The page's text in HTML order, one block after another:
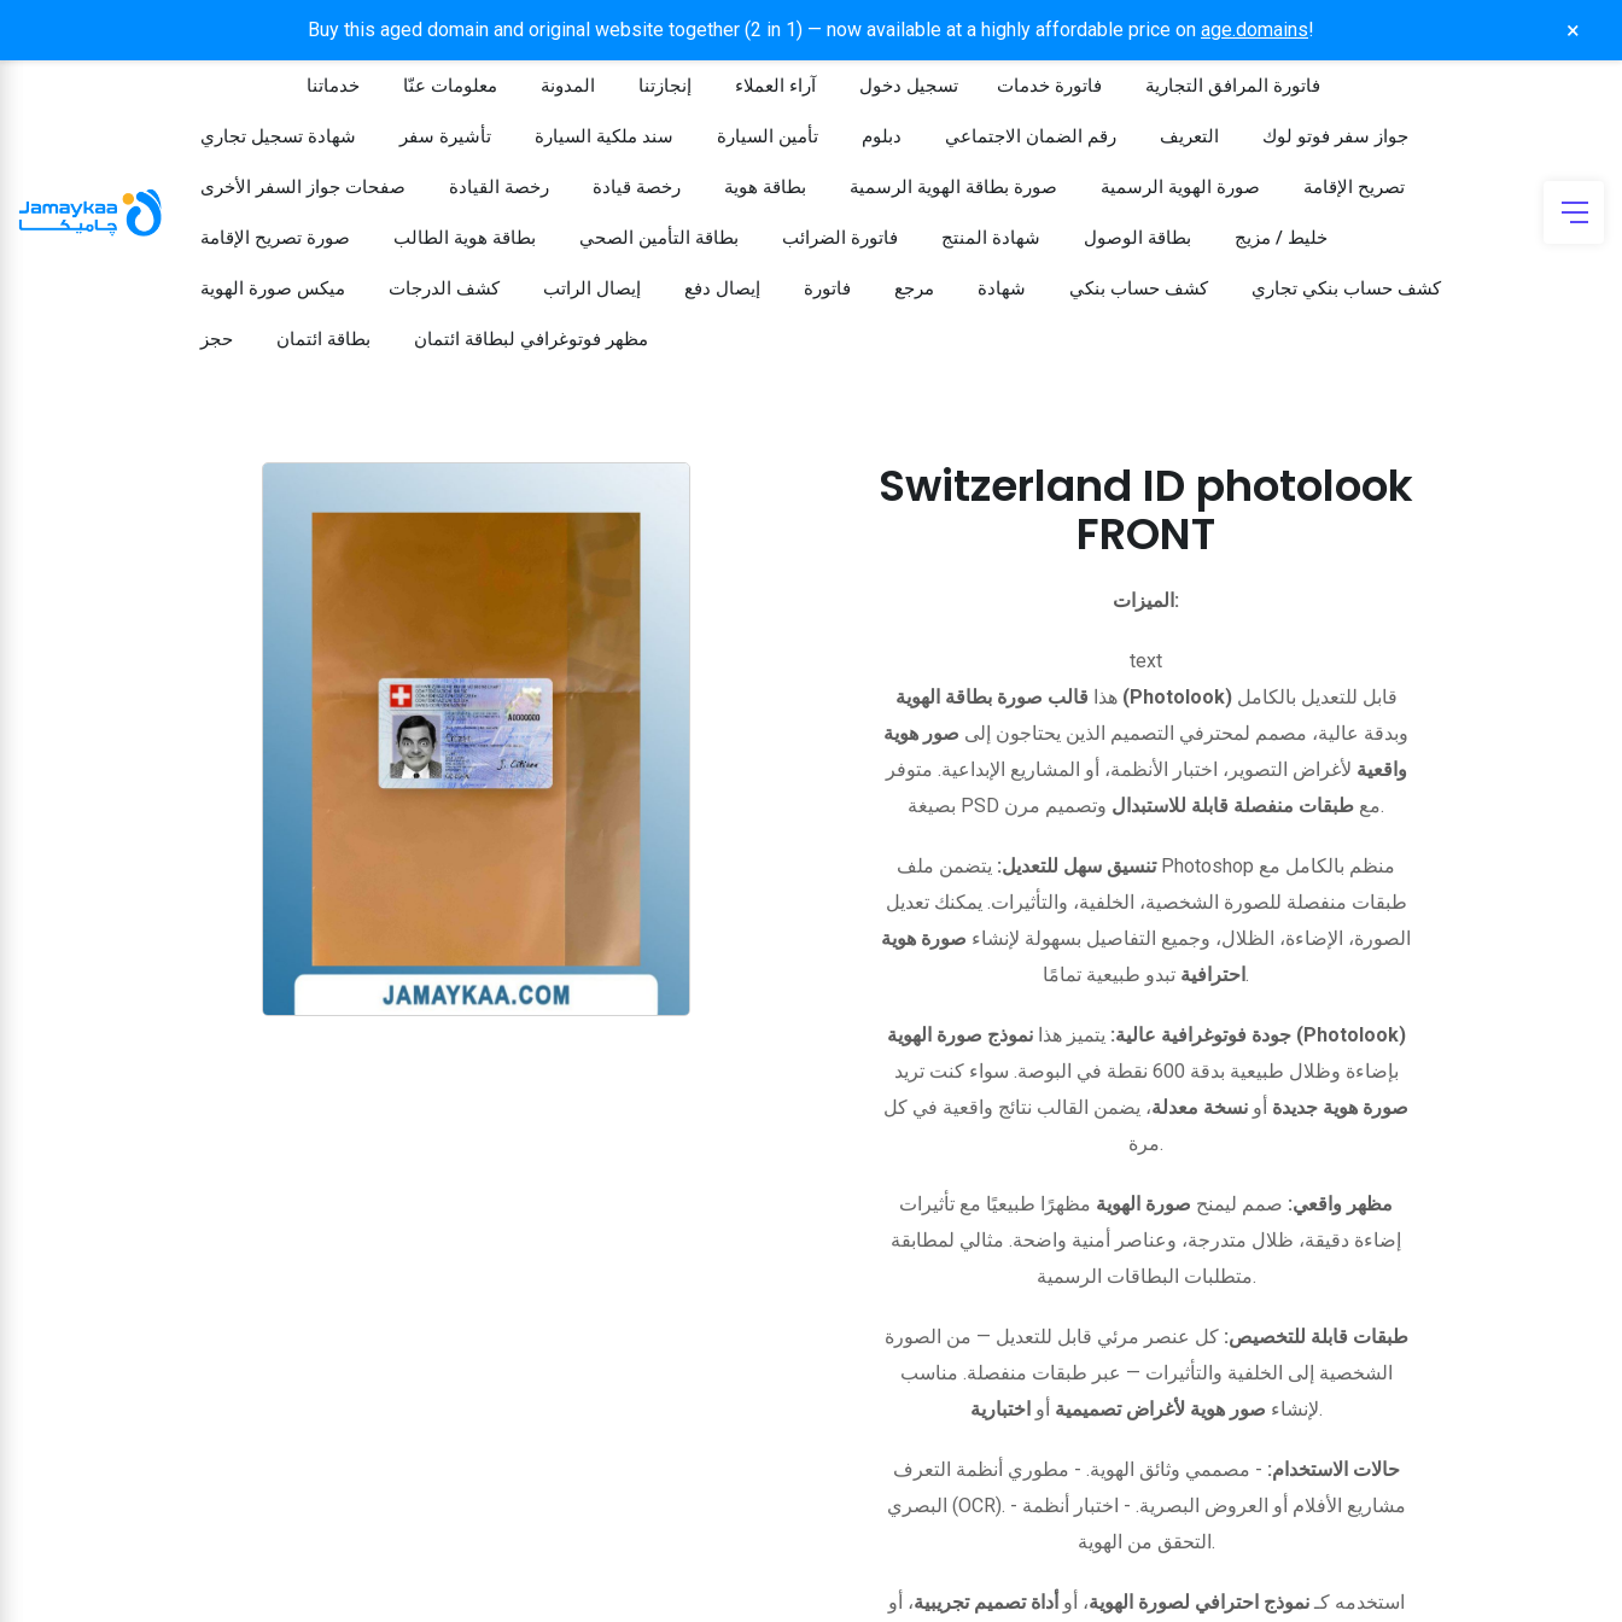
Buy this aged domain and original website together (2 in 1) — now available at a highly affordable price on age.domains! ×
خدماتنا معلومات عنّا المدونة إنجازتنا آراء العملاء تسجيل دخول​ فاتورة خدمات فاتورة المرافق التجارية
شهادة تسجيل تجاري تأشيرة سفر سند ملكية السيارة تأمين السيارة دبلوم رقم الضمان الاجتماعي التعريف جواز سفر فوتو لوك
صفحات جواز السفر الأخرى رخصة القيادة رخصة قيادة بطاقة هوية صورة بطاقة الهوية الرسمية صورة الهوية الرسمية تصريح الإقامة
صورة تصريح الإقامة بطاقة هوية الطالب بطاقة التأمين الصحي فاتورة الضرائب شهادة المنتج بطاقة الوصول خليط / مزيج
ميكس صورة الهوية كشف الدرجات إيصال الراتب إيصال دفع فاتورة مرجع شهادة كشف حساب بنكي كشف حساب بنكي تجاري
حجز بطاقة ائتمان مظهر فوتوغرافي لبطاقة ائتمان
Switzerland ID photolook
FRONT
الميزات:
text
هذاقالب صورة بطاقة الهوية (Photolook)قابل للتعديل بالكامل
وبدقة عالية، مصمم لمحترفي التصميم الذين يحتاجون إلى صور هوية
واقعية لأغراض التصوير، اختبار الأنظمة، أو المشاريع الإبداعية. متوفر
بصيغة PSD مع طبقات منفصلة قابلة للاستبدال وتصميم مرن.
تنسيق سهل للتعديل: يتضمن ملف Photoshop منظم بالكامل مع
طبقات منفصلة للصورة الشخصية، الخلفية، والتأثيرات. يمكنك تعديل
الصورة، الإضاءة، الظلال، وجميع التفاصيل بسهولة لإنشاء صورة هوية
احترافيةتبدو طبيعية تمامًا.
جودة فوتوغرافية عالية: يتميز هذا
نموذج صورة الهوية (Photolook)
بإضاءة وظلال طبيعية بدقة 600 نقطة في البوصة. سواء كنت تريد
صورة هوية جديدة أو نسخة معدلة، يضمن القالب نتائج واقعية في كل
مرة.
مظهر واقعي: صمم ليمنح صورة الهوية مظهرًا طبيعيًا مع تأثيرات
إضاءة دقيقة، ظلال متدرجة، وعناصر أمنية واضحة. مثالي لمطابقة
متطلبات البطاقات الرسمية.
طبقات قابلة للتخصيص: كل عنصر مرئي قابل للتعديل — من الصورة
الشخصية إلى الخلفية والتأثيرات — عبر طبقات منفصلة. مناسب
لإنشاء صور هوية لأغراض تصميمية أو اختبارية .
حالات الاستخدام: - مصممي وثائق الهوية. - مطوري أنظمة التعرف
البصري (OCR). - مشاريع الأفلام أو العروض البصرية. - اختبار أنظمة
التحقق من الهوية.
استخدمه كـنموذج احترافي لصورة الهوية، أو أداة تصميم تجريبية، أو